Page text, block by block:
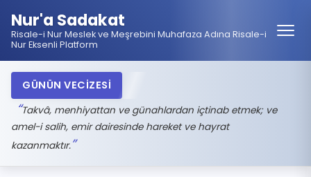
Nur'a Sadakat
Risale-i Nur Meslek ve Meşrebini Muhafaza Adına Risale-i
Nur Eksenli Platform
GÜNÜN VECİZESİ
Takvâ, menhiyattan ve günahlardan içtinab etmek; ve
amel-i salih, emir dairesinde hareket ve hayrat
kazanmaktır.